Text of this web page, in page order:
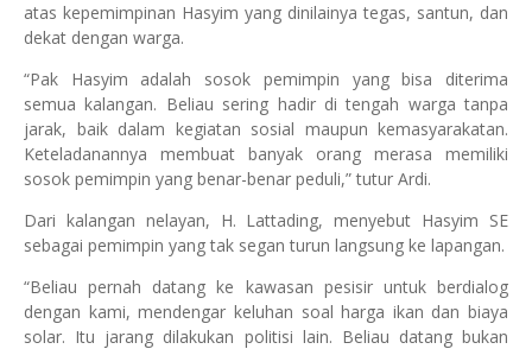
atas kepemimpinan Hasyim yang dinilainya tegas, santun, dan
dekat dengan warga.
“Pak Hasyim adalah sosok pemimpin yang bisa diterima
semua kalangan. Beliau sering hadir di tengah warga tanpa
jarak, baik dalam kegiatan sosial maupun kemasyarakatan.
Keteladanannya membuat banyak orang merasa memiliki
sosok pemimpin yang benar-benar peduli,” tutur Ardi.
Dari kalangan nelayan, H. Lattading, menyebut Hasyim SE
sebagai pemimpin yang tak segan turun langsung ke lapangan.
“Beliau pernah datang ke kawasan pesisir untuk berdialog
dengan kami, mendengar keluhan soal harga ikan dan biaya
solar. Itu jarang dilakukan politisi lain. Beliau datang bukan